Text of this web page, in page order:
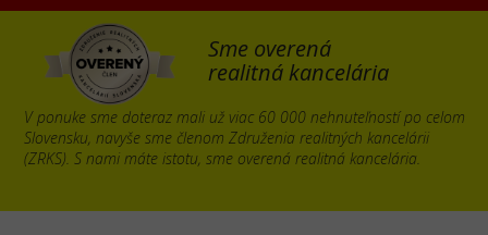
Sme overená
realitná kancelária
V ponuke sme doteraz mali už viac 60 000 nehnuteľností po celom
Slovensku, navyše sme členom Združenia realitných kancelárii
(ZRKS). S nami máte istotu, sme overená realitná kancelária.